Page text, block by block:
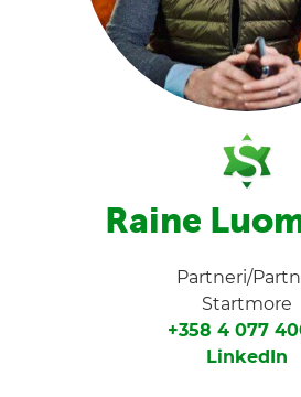
Raine
Partneri/
Startmore
+358 4 077
LinkedIn